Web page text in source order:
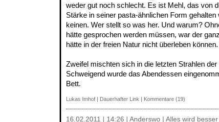
weder gut noch schlecht. Es ist Mehl, das von
Stärke in seiner pasta-ähnlichen Form
keinen. Wer stellt so was her. Und warum?
hätte gesprochen werden müssen, war der
hätte in der freien Natur nicht überleben können.
Zweifel mischten sich in die letzten Strahlen
Schweigend wurde das Abendessen
Bett.
Lukas Imhof | Dauerhafter Link | Kommentare (19)
16.02.2011 | 14:26 | Anderswo | Alles wird